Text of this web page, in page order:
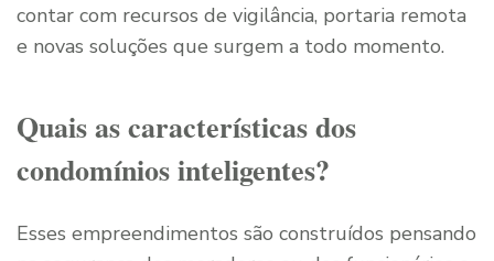
contar com recursos de vigilância, portaria remota
e novas soluções que surgem a todo momento.
Quais as características dos
condomínios inteligentes?
Esses empreendimentos são construídos pensando